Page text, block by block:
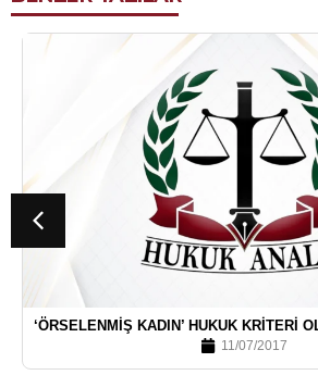
‘ÖRSELENMIŞ KADIN’ HUKUK KRITERI
11/07/2017